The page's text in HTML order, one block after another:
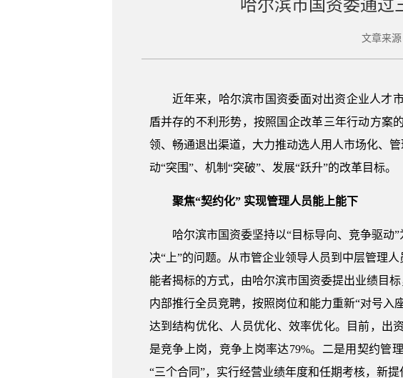
哈尔滨市国资委通过
文章来
近年来，哈尔滨市国资委面对出资企业人才
盾并存的不利形势，按照国企改革三年行动方案
领、畅通退出渠道，大力推动选人用人市场化、
动“突围”、机制“突破”、发展“跃升”的改革目标。
聚焦“契约化” 实现管理人员能上能下
哈尔滨市国资委坚持以“目标导向、竞争驱动
决“上”的问题。从市管企业领导人员到中层管理
能者揭标的方式，由哈尔滨市国资委提出业绩目
内部推行全员竞聘，按照岗位和能力重新“对号入
达到结构优化、人员优化、效率优化。目前，出
是竞争上岗，竞争上岗率达79%。二是用契约管
“三个合同”，实行经营业绩年度和任期考核，新